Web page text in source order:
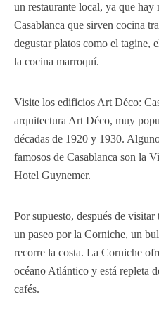
un restaurante local, ya que hay
Casablanca que sirven cocina
degustar platos como el tagine,
la cocina marroquí.
Visite los edificios Art Déco:
arquitectura Art Déco, muy
décadas de 1920 y 1930.
famosos de Casablanca son la
Hotel Guynemer.
Por supuesto, después de
un paseo por la Corniche, un
recorre la costa. La Corniche
océano Atlántico y está repleta
cafés.